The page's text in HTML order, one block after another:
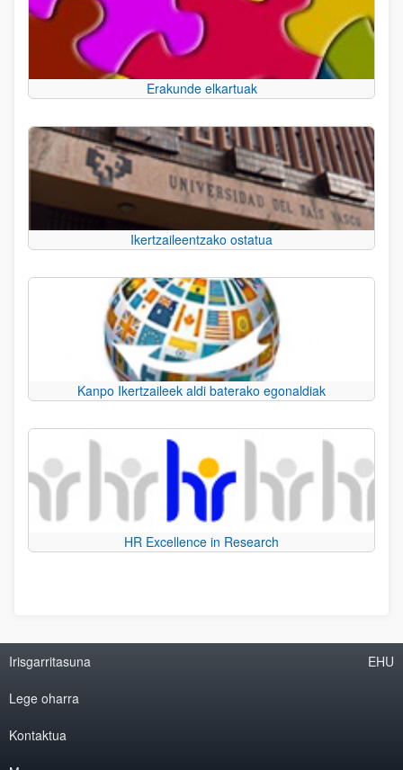
Erakunde elkartuak
Ikertzaileentzako ostatua
Kanpo Ikertzaileek aldi baterako egonaldiak
HR Excellence in Research
Irisgarritasuna
Lege oharra
Kontaktua
EHU